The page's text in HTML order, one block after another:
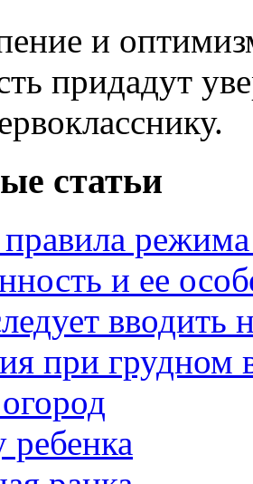
и
придадут
статьи
и ее
при грудном
ребенка